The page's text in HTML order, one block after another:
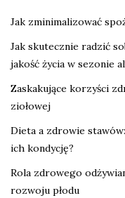
Jak zminimalizować
Jak skutecznie radzić
jakość życia w sezonie
Zaskakujące korzyści
ziołowej
Dieta a zdrowie
ich kondycję?
Rola zdrowego
rozwoju płodu